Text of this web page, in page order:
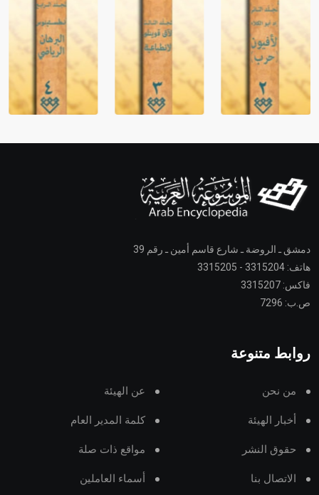
دمشق ـ الروضة ـ شارع قاسم أمين ـ رقم 39
هاتف: 3315204 - 3315205
فاكس: 3315207
ص.ب: 7296
روابط متنوعة
من نحن عن الهيئة
أخبار الهيئة كلمة المدير العام
حقوق النشر مواقع ذات صلة
الاتصال بنا أسماء العاملين